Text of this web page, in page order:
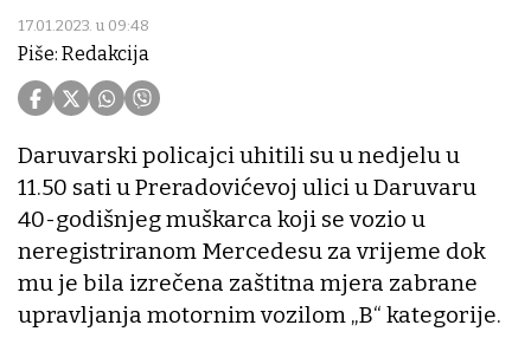
17.01.2023. u 09:48
Piše: Redakcija
Daruvarski policajci uhitili su u nedjelu u
11.50 sati u Preradovićevoj ulici u Daruvaru
40-godišnjeg muškarca koji se vozio u
neregistriranom Mercedesu za vrijeme dok
mu je bila izrečena zaštitna mjera zabrane
upravljanja motornim vozilom „B“ kategorije.